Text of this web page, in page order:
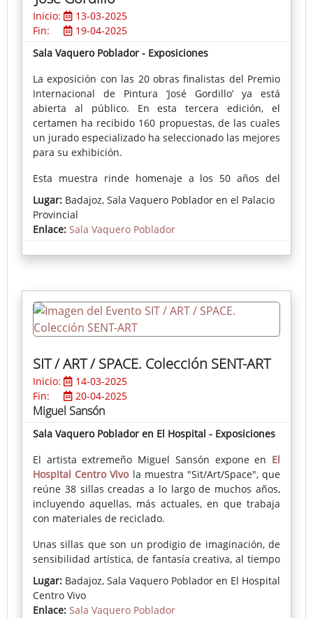
Inicio:
13-03-2025
Fin:
19-04-2025
Sala Vaquero Poblador - Exposiciones
La exposición con las 20 obras finalistas del Premio
Internacional de Pintura ‘José Gordillo’ ya está
abierta al público. En esta tercera edición, el
certamen ha recibido 160 propuestas, de las cuales
un jurado especializado ha seleccionado las mejores
para su exhibición.
Esta muestra rinde homenaje a los 50 años del
fallecimiento de José Gordillo, pintor y fotógrafo de
Fuente del Maestre.
Lugar: Badajoz, Sala Vaquero Poblador en el Palacio
Provincial
Enlace: Sala Vaquero Poblador
SIT / ART / SPACE. Colección SENT-ART
Inicio:
14-03-2025
Fin:
20-04-2025
Miguel Sansón
Sala Vaquero Poblador en El Hospital - Exposiciones
El artista extremeño Miguel Sansón expone en El
Hospital Centro Vivola muestra "Sit/Art/Space", que
reúne 38 sillas creadas a lo largo de muchos años,
incluyendo aquellas, más actuales, en que trabaja
con materiales de reciclado.
Unas sillas que son un prodigio de imaginación, de
sensibilidad artística, de fantasía creativa, al tiempo
que un ejemplo de una perfecta ejecución técnica.
Lugar: Badajoz, Sala Vaquero Poblador en El Hospital
Centro Vivo
Enlace: Sala Vaquero Poblador